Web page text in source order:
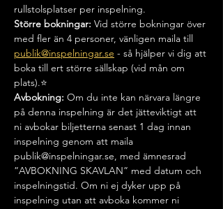
rullstolsplatser per inspelning.
Större bokningar: Vid större bokningar över
med fler än 4 personer, vänligen maila till
publik@inspelningar.se - så hjälper vi dig att
boka till ert större sällskap (vid mån om
plats).⭐️
Avbokning: Om du inte kan närvara längre
på denna inspelning är det jätteviktigt att
ni avbokar biljetterna senast 1 dag innan
inspelning genom att maila
publik@inspelningar.se, med ämnesrad
”AVBOKNING SKAVLAN” med datum och
inspelningstid. Om ni ej dyker upp på
inspelning utan att avboka kommer ni